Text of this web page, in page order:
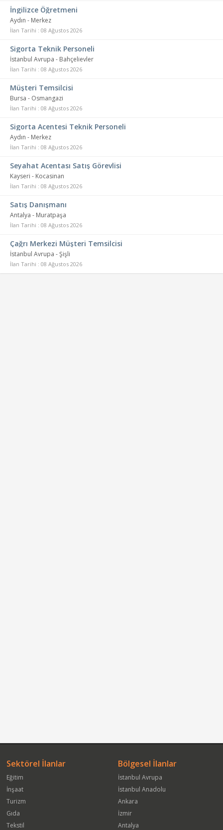
İngilizce Öğretmeni
Aydın - Merkez
İlan Tarihi : 08 Ağustos 2026
Sigorta Teknik Personeli
İstanbul Avrupa - Bahçelievler
İlan Tarihi : 08 Ağustos 2026
Müşteri Temsilcisi
Bursa - Osmangazi
İlan Tarihi : 08 Ağustos 2026
Sigorta Acentesi Teknik Personeli
Aydın - Merkez
İlan Tarihi : 08 Ağustos 2026
Seyahat Acentası Satış Görevlisi
Kayseri - Kocasinan
İlan Tarihi : 08 Ağustos 2026
Satış Danışmanı
Antalya - Muratpaşa
İlan Tarihi : 08 Ağustos 2026
Çağrı Merkezi Müşteri Temsilcisi
İstanbul Avrupa - Şişli
İlan Tarihi : 08 Ağustos 2026
Sektörel İlanlar
Eğitim
İnşaat
Turizm
Gıda
Tekstil
Bölgesel İlanlar
İstanbul Avrupa
İstanbul Anadolu
Ankara
İzmir
Antalya